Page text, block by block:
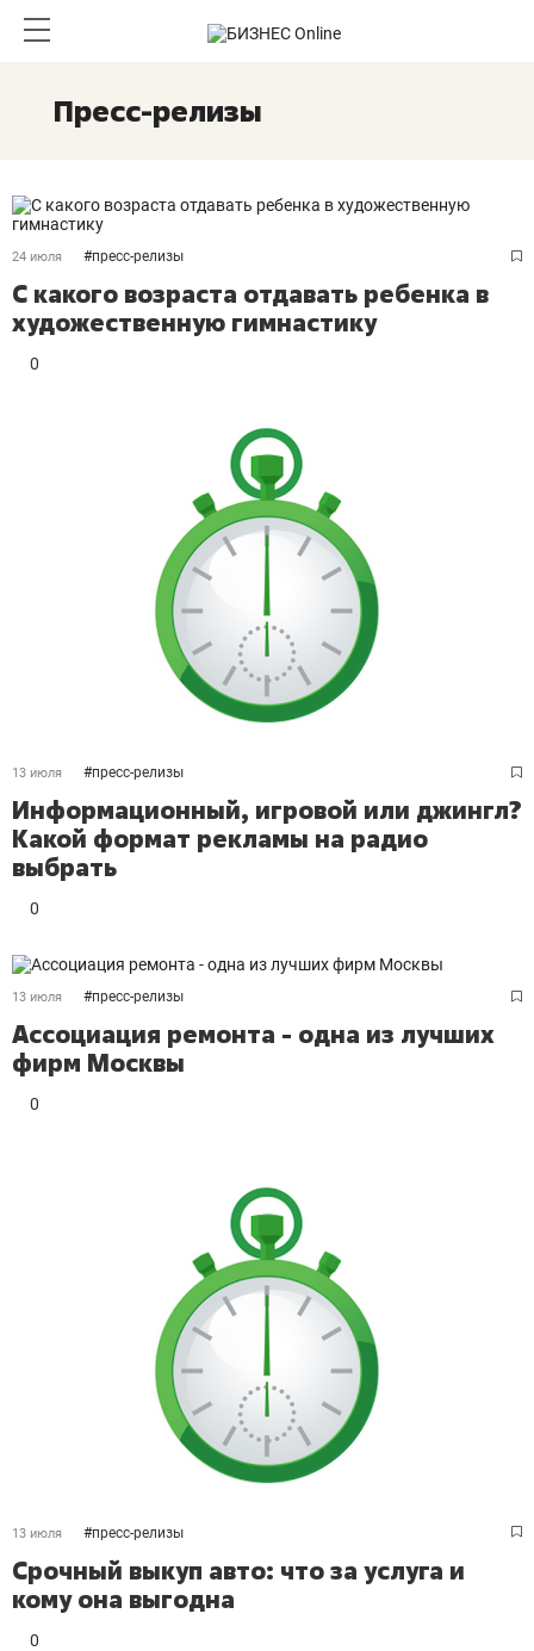
Пресс-релизы
24 июля #пресс-релизы
С какого возраста отдавать ребенка в
художественную гимнастику
0
13 июля #пресс-релизы
Информационный, игровой или джингл?
Какой формат рекламы на радио
выбрать
0
13 июля #пресс-релизы
Ассоциация ремонта - одна из лучших
фирм Москвы
0
13 июля #пресс-релизы
Срочный выкуп авто: что за услуга и
кому она выгодна
0